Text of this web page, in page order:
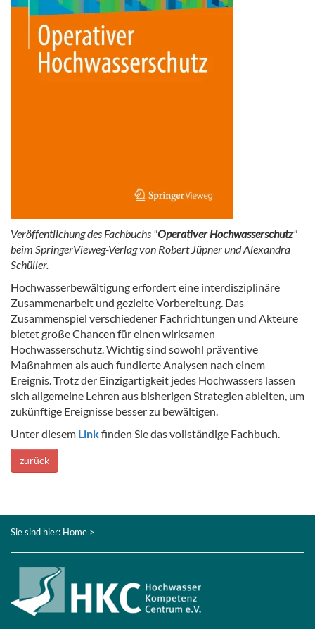
Veröffentlichung des Fachbuchs "Operativer Hochwasserschutz"
beim SpringerVieweg-Verlag von Robert Jüpner und Alexandra
Schüller.
Hochwasserbewältigung erfordert eine interdisziplinäre
Zusammenarbeit und gezielte Vorbereitung. Das
Zusammenspiel verschiedener Fachrichtungen und Akteure
bietet große Chancen für einen wirksamen
Hochwasserschutz. Wichtig sind sowohl präventive
Maßnahmen als auch fundierte Analysen nach einem
Ereignis. Trotz der Einzigartigkeit jedes Hochwassers lassen
sich allgemeine Lehren aus bisherigen Strategien ableiten, um
zukünftige Ereignisse besser zu bewältigen.
Unter diesem Linkfinden Sie das vollständige Fachbuch.
zurück
Sie sind hier: Home >